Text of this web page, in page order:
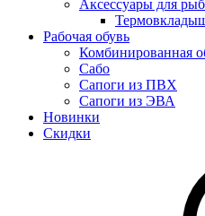
Аксессуары для
Рабочая обувь
Комбинированная
Сабо
Сапоги из ПВХ
Сапоги из ЭВА
Новинки
Скидки